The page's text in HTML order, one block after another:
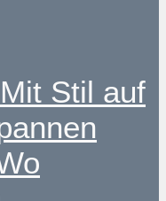
Stil auf